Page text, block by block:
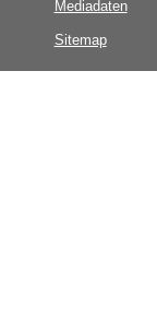
Mediadaten
Sitemap